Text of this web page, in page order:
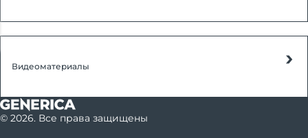
Видеоматериалы
© 2026. Все права защищены